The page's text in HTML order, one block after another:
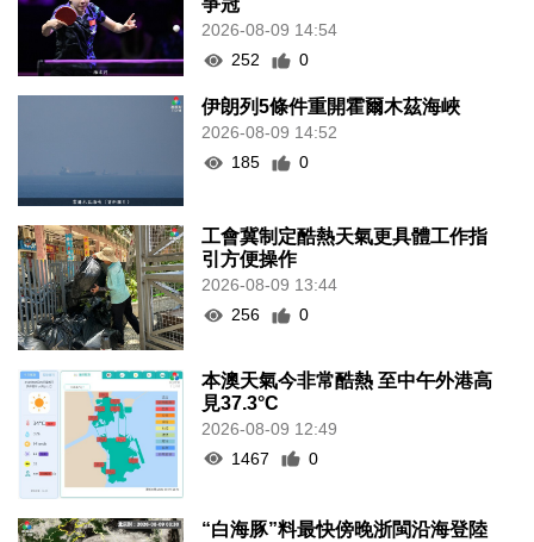
爭冠
2026-08-09 14:54
252
0
伊朗列5條件重開霍爾木茲海峽
2026-08-09 14:52
185
0
工會冀制定酷熱天氣更具體工作指
引方便操作
2026-08-09 13:44
256
0
本澳天氣今非常酷熱 至中午外港高
見37.3°C
2026-08-09 12:49
1467
0
“白海豚”料最快傍晚浙閩沿海登陸